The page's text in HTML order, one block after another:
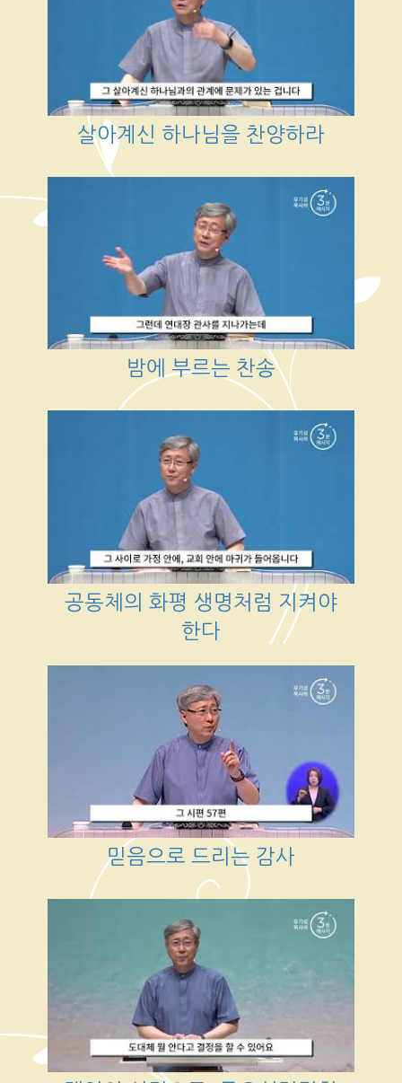
살아계신 하나님을 찬양하라
밤에 부르는 찬송
공동체의 화평 생명처럼 지켜야
한다
믿음으로 드리는 감사